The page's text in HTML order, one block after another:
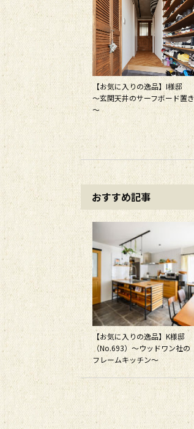
【お気に入りの逸品】I様邸
～玄関天井のサーフボード置き
～
おすすめ記事
【お気に入りの逸品】K様邸
（No.693）～ウッドワン社の
フレームキッチン～